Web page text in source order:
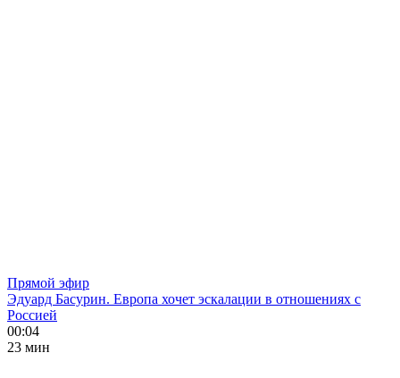
Прямой эфир
Эдуард Басурин. Европа хочет эскалации в отношениях с
Россией
00:04
23 мин